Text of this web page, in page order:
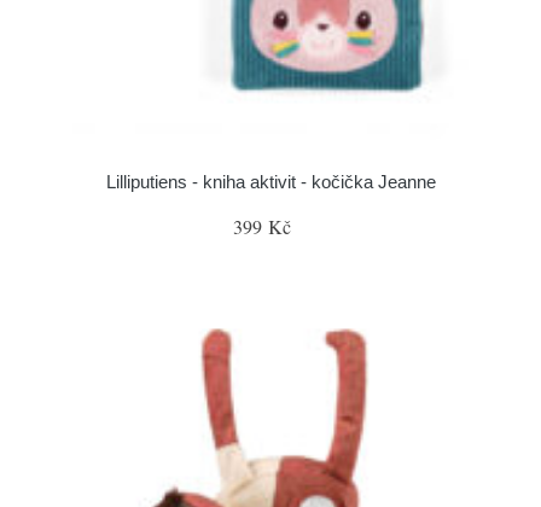
Lilliputiens - kniha aktivit - kočička Jeanne
399 Kč